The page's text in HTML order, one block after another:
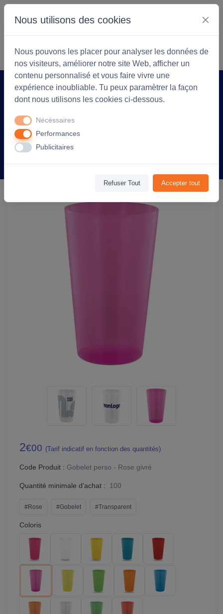
S'identifier Commencer
Accueil Arlea Textiles Produit
réutilisable - Rose givré
2€00 (Tarif indicatif en fonction des quantités)
Code Produit : Gobelet perso - Rose givré
Quantité minimale d'achat : 100
#Rose #Gobelet #Transparent
Coloris
Nous utilisons des cookies
Nous pouvons les placer pour analyser les données de
nos visiteurs, améliorer notre site Web, afficher un
contenu personnalisé et vous faire vivre une
expérience inoubliable. Tu peux paramètrer la façon
dont nous utilisons les cookies ci-dessous.
Nécéssaires
Performances
Publicitaires
Refuser Tout Accepter tout